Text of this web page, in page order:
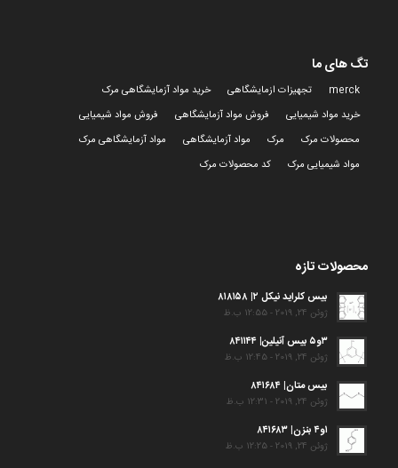
تگ های ما
merck تجهیزات ازمایشگاهی
خرید مواد آزمایشگاهی مرک
خرید مواد شیمیایی
فروش مواد آزمایشگاهی
فروش مواد شیمیایی
محصولات مرک
مرک مواد آزمایشگاهی
مواد آزمایشگاهی مرک
مواد شیمیایی مرک
کد محصولات مرک
محصولات تازه
بیس کلراید نیکل ۲| ۸۱۸۱۵۸
ژوئن 24, 2019 - 12:55 ب.ظ
۳و۵ بیس آنیلین| ۸۴۱۱۴۴
ژوئن 24, 2019 - 12:45 ب.ظ
بیس متان| ۸۴۱۶۸۴
ژوئن 24, 2019 - 12:31 ب.ظ
۱و۴ بنزن| ۸۴۱۶۸۳
ژوئن 24, 2019 - 12:25 ب.ظ